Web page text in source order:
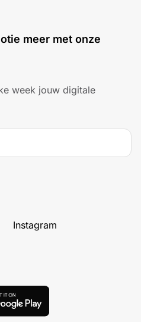
meer met onze
week jouw digitale
Instagram